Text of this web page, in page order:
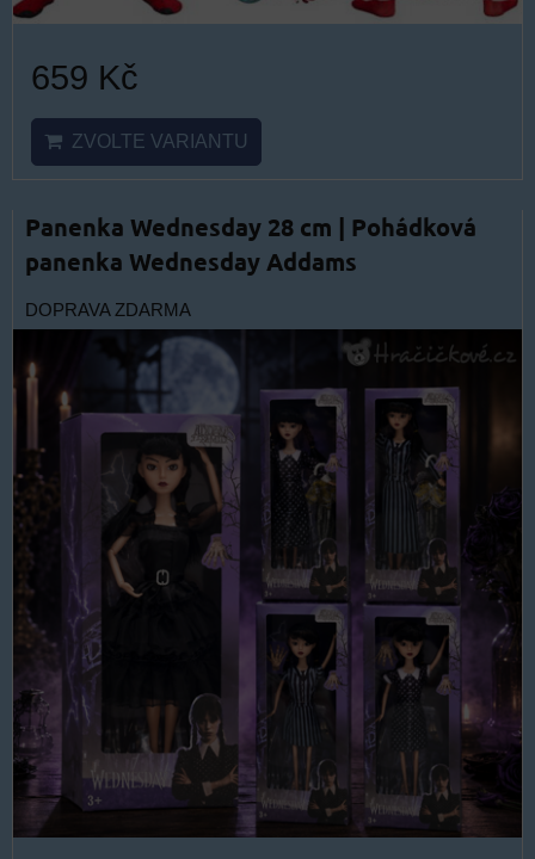
659 Kč
ZVOLTE VARIANTU
Panenka Wednesday 28 cm | Pohádková
panenka Wednesday Addams
DOPRAVA ZDARMA